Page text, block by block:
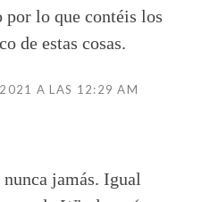
lo que contéis los
de estas cosas.
A LAS 12:29 AM
jamás. Igual